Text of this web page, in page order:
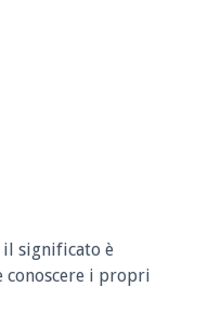
il significato è
conoscere i propri